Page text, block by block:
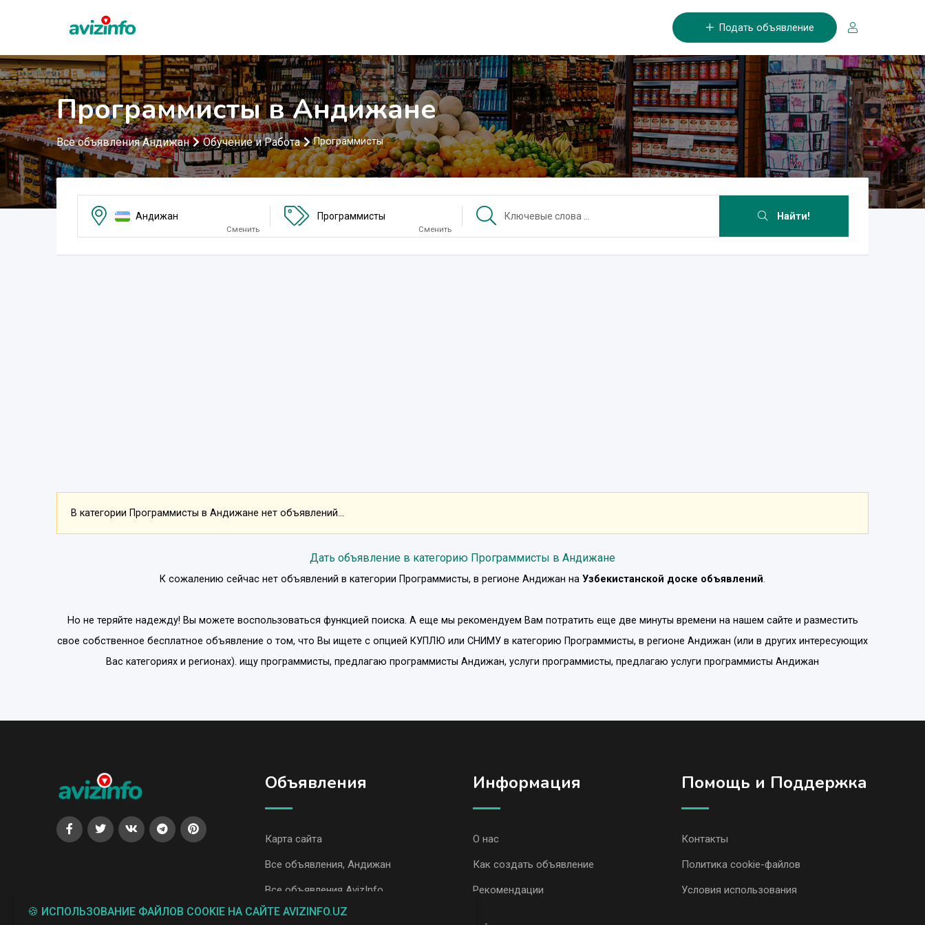
Подать объявление
Программисты в Андижане
Все объявления Андижан Обучение и Работа Программисты
Андижан
Сменить
Программисты
Сменить
Найти!
В категории Программисты в Андижане нет объявлений...
Дать объявление в категорию Программисты в Андижане
К сожалению сейчас нет объявлений в категории Программисты, в регионе Андижан на Узбекистанской доске объявлений.
Но не теряйте надежду! Вы можете воспользоваться функцией поиска. А еще мы рекомендуем Вам потратить еще две минуты времени на нашем сайте и разместить
свое собственное бесплатное объявление о том, что Вы ищете с опцией КУПЛЮ или СНИМУ в категорию Программисты, в регионе Андижан (или в других интересующих
Вас категориях и регионах). ищу программисты, предлагаю программисты Андижан, услуги программисты, предлагаю услуги программисты Андижан
Объявления
Карта сайта
Все объявления, Андижан
Все объявления AvizInfo
Информация
О нас
Как создать объявление
Рекомендации
Помощь и Поддержка
Контакты
Политика cookie-файлов
Условия использования
🍪 ИСПОЛЬЗОВАНИЕ ФАЙЛОВ COOKIE НА САЙТЕ AVIZINFO.UZ